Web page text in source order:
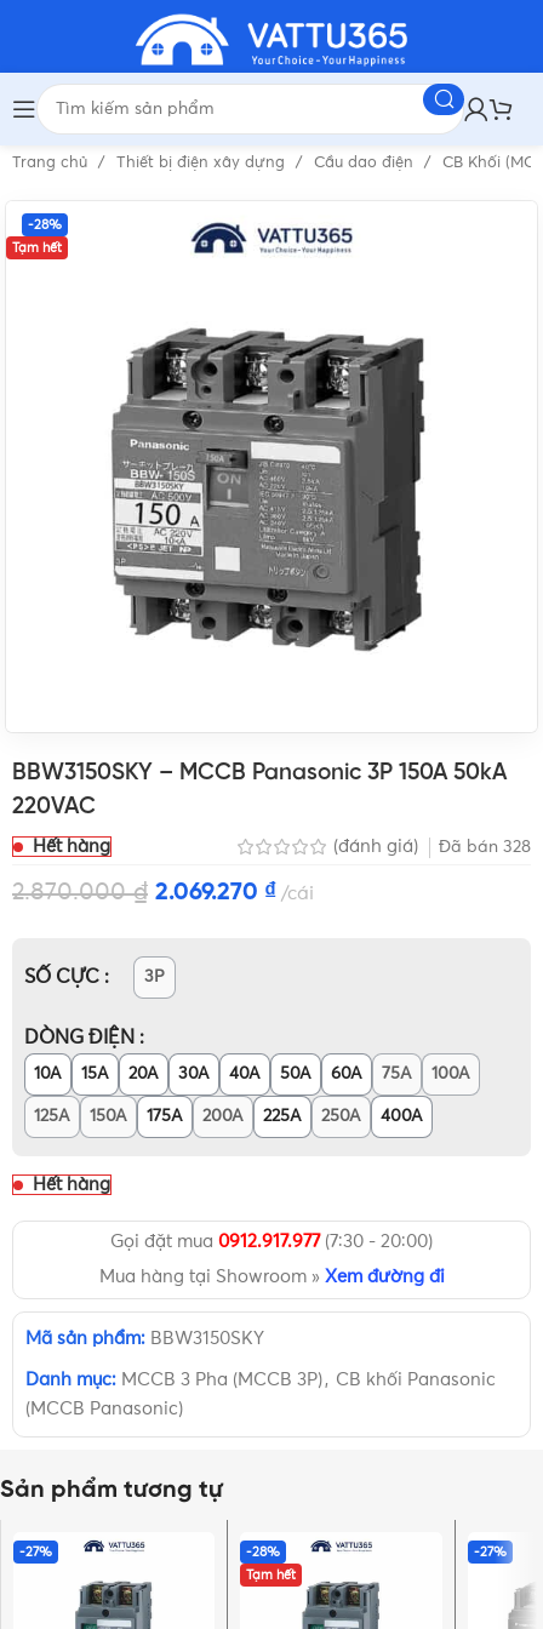
Trang chủ Thiết bị điện xây dựng Cầu dao điện CB Khối
-28%
Tạm hết
BBW3150SKY – MCCB Panasonic 3P 150A 50kA
220VAC
Hết hàng (đánh giá) Đã bán 328
2.870.000₫ 2.069.270 ₫ cái
SỐ CỰC 3P
DÒNG ĐIỆN
10A 15A 20A 30A 40A 50A 60A 75A 100A
125A 150A 175A 200A 225A 250A 400A
Hết hàng
Gọi đặt mua 0912.917.977(7:30 - 20:00)
Mua hàng tại Showroom » Xem đường đi
Mã sản phẩm: BBW3150SKY
Danh mục: MCCB 3 Pha (MCCB 3P) , CB khối Panasonic
(MCCB Panasonic)
Sản phẩm tương tự
-27%
-28%
Tạm hết
-27%